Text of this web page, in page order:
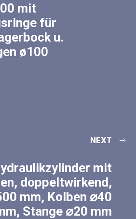
mit
für
u.
ø100
NEXT
mit
doppeltwirkend,
mm, Kolben ⌀40
Stange ⌀20 mm